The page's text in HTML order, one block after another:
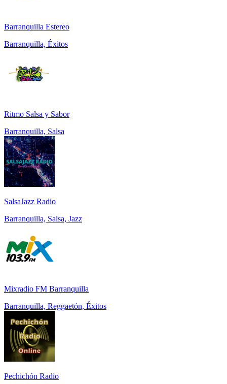
Barranquilla Estereo
Barranquilla, Éxitos
Ritmo Salsa y Sabor
Barranquilla, Salsa
SalsaJazz Radio
Barranquilla, Salsa, Jazz
Mixradio FM Barranquilla
Barranquilla, Reggaetón, Éxitos
Pechichón Radio